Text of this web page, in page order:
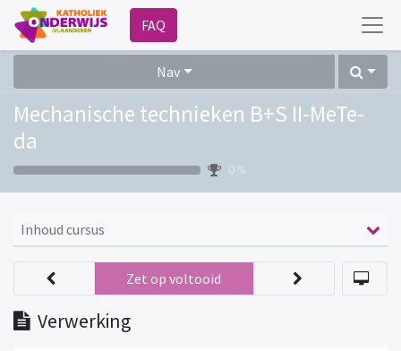
FAQ
Nav
Mechanische technieken B+S II-MeTe-
da
0 %
Inhoud cursus
Verwerking
Zet op voltooid